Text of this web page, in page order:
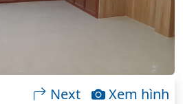
Xem hình
Next